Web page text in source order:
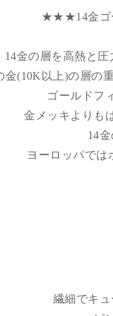
★★★14金ゴ
14金の層を高熱と圧
金(10K以上)の層の
ゴールドフ
金メッキよりも
14
ヨーロッパでは
繊細でキ